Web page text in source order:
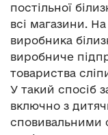
постільної
всі магазини.
виробника
виробниче
товариства
У такий спосіб
включно з
сповивальними